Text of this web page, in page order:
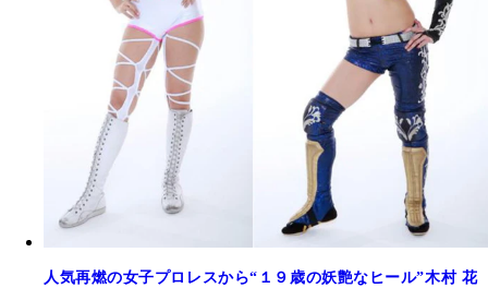
人気再燃の女子プロレスから“１９歳の妖艶なヒール”木村 花